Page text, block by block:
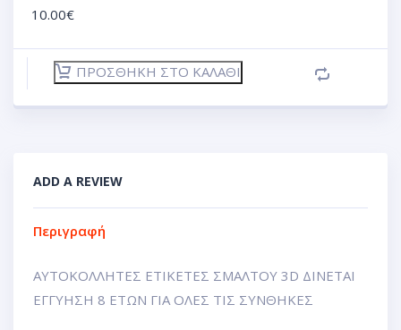
10.00€
ΠΡΟΣΘΉΚΗ ΣΤΟ ΚΑΛΆΘΙ
ADD A REVIEW
Περιγραφή
ΑΥΤΟΚΟΛΛΗΤΕΣ ΕΤΙΚΕΤΕΣ ΣΜΑΛΤΟΥ 3D ΔΙΝΕΤΑΙ
ΕΓΓΥΗΣΗ 8 ΕΤΩΝ ΓΙΑ ΟΛΕΣ ΤΙΣ ΣΥΝΘΗΚΕΣ